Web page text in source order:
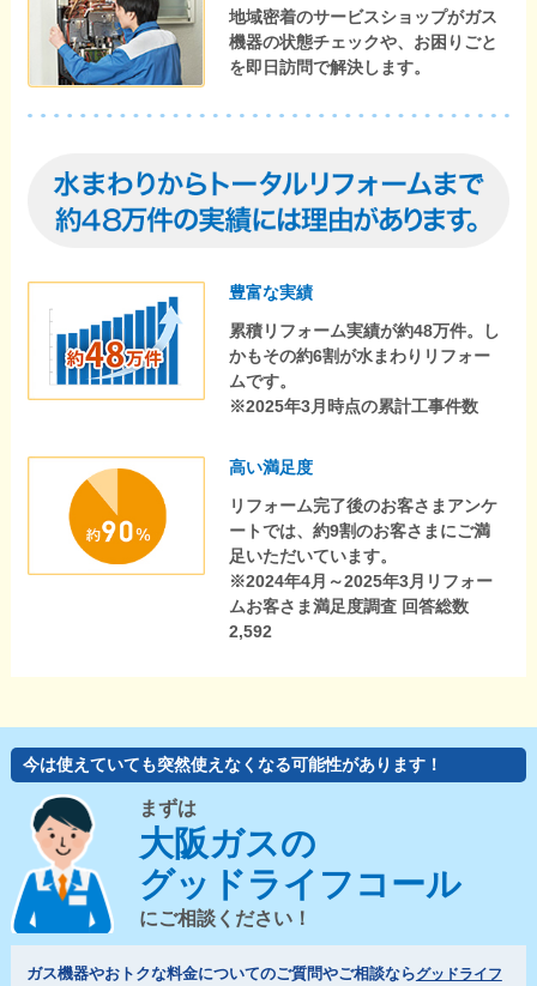
地域密着のサービスショップがガス
機器の状態チェックや、お困りごと
を即日訪問で解決します。
豊富な実績
累積リフォーム実績が約48万件。し
かもその約6割が水まわりリフォー
ムです。
※2025年3月時点の累計工事件数
高い満足度
リフォーム完了後のお客さまアンケ
ートでは、約9割のお客さまにご満
足いただいています。
※2024年4月～2025年3月リフォー
ムお客さま満足度調査 回答総数
2,592
今は使えていても突然使えなくなる可能性があります！
まずは
大阪ガスの
グッドライフコール
にご相談ください！
ガス機器やおトクな料金についてのご質問やご相談ならグッドライフ